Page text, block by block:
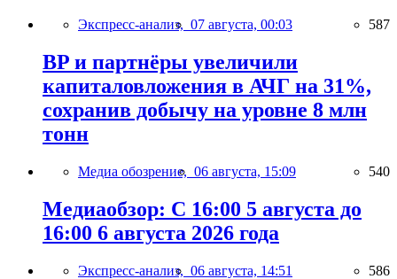
Экспресс-анализ, 07 августа, 00:03 587
BP и партнёры увеличили
капиталовложения в АЧГ на 31%,
сохранив добычу на уровне 8 млн
тонн
Медиа обозрение, 06 августа, 15:09 540
Медиаобзор: С 16:00 5 августа до
16:00 6 августа 2026 года
Экспресс-анализ, 06 августа, 14:51 586